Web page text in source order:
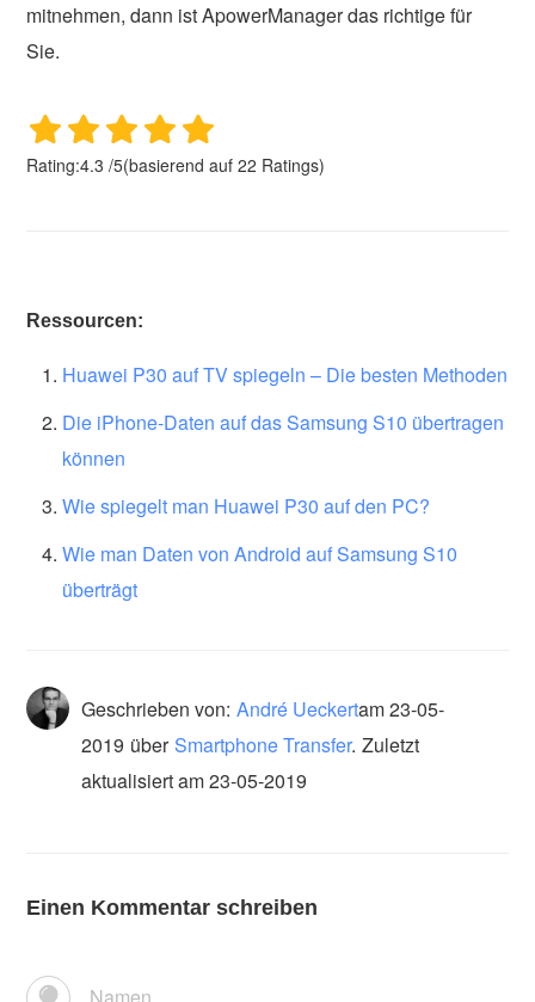
mitnehmen, dann ist ApowerManager das richtige für
Sie.
Rating:4.3 /5(basierend auf22 Ratings)
Ressourcen:
Huawei P30 auf TV spiegeln – Die besten Methoden
Die iPhone-Daten auf das Samsung S10 übertragen
können
Wie spiegelt man Huawei P30 auf den PC?
Wie man Daten von Android auf Samsung S10
überträgt
Geschrieben von: André Ueckertam23-05-
2019 über Smartphone Transfer. Zuletzt
aktualisiert am 23-05-2019
Einen Kommentar schreiben